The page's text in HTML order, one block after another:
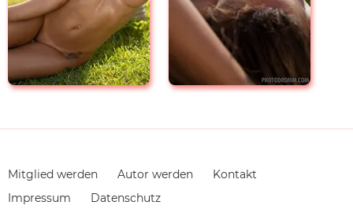
Navigation
überspringen
Mitglied werden Autor werden
Kontakt
Impressum
Datenschutz